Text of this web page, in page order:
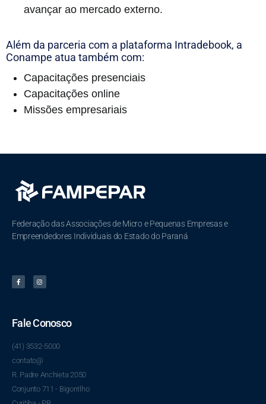
avançar ao mercado externo.
Além da parceria com a plataforma Intradebook, a
Conampe atua também com:
Capacitações presenciais
Capacitações online
Missões empresariais
Federação das Associações de Micro e Pequenas Empresas e
Empreendedores Individuais do Estado do Paraná
Fale Conosco
(41) 3532-5000
contato@
R. Padre Anchieta 2050
Conjunto 711 - Bigorrilho